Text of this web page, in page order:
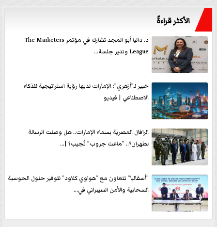
الأكثر قراءةً
د. داليا أبو المجد تشارك في مؤتمر The Marketers
League وتدير جلسة...
خبير لـ”أزهري”: الإمارات لديها رؤية استراتيجية للذكاء
الاصطناعي | فيديو
الرافال المصرية بسماء الإمارات.. هل وصلت الرسالة
لطهران؟.. ”ماعت جروب” تُجيب؟ |...
”أسفاليا” تتعاون مع ”هواوي كلاود” لتوفير حلول الحوسبة
السحابية والأمن السيبراني في...